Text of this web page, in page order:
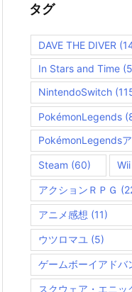
ー
タグ
DAVE THE DIVER
In Stars and Time
NintendoSwitch
PokémonLegends
PokémonLegends
Steam (60) Wii
アクションＲＰＧ
アニメ感想 (11)
ウツロマユ (5)
ゲームボーイアドバ
スクウェア・エニッ